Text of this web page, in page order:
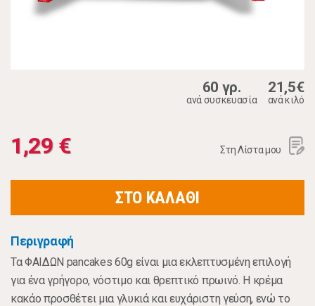
60 γρ.
ανά συσκευασία
21,5€
ανά κιλό
1,29 € Στη Λίστα μου
ΣΤΟ ΚΑΛΑΘΙ
Περιγραφή
Τα ΦΑΙΔΩΝ pancakes 60g είναι μια εκλεπτυσμένη επιλογή
για ένα γρήγορο, νόστιμο και θρεπτικό πρωινό. Η κρέμα
κακάο προσθέτει μια γλυκιά και ευχάριστη γεύση, ενώ το